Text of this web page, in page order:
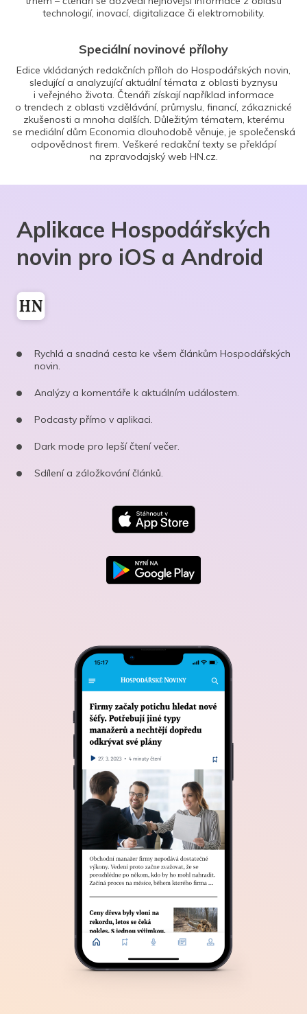
technologií, inovací, digitalizace či elektromobility.
Speciální novinové přílohy
Edice vkládaných redakčních příloh do Hospodářských novin,
sledující a analyzující aktuální témata z oblasti byznysu
i veřejného života. Čtenáři získají například informace
o trendech z oblasti vzdělávání, průmyslu, financí, zákaznické
zkušenosti a mnoha dalších. Důležitým tématem, kterému
se mediální dům Economia dlouhodobě věnuje, je společenská
odpovědnost firem. Veškeré redakční texty se překlápí
na zpravodajský web HN.cz.
Aplikace Hospodářských
novin pro iOS a Android
Rychlá a snadná cesta ke všem článkům Hospodářských
novin.
Analýzy a komentáře k aktuálním událostem.
Podcasty přímo v aplikaci.
Dark mode pro lepší čtení večer.
Sdílení a záložkování článků.